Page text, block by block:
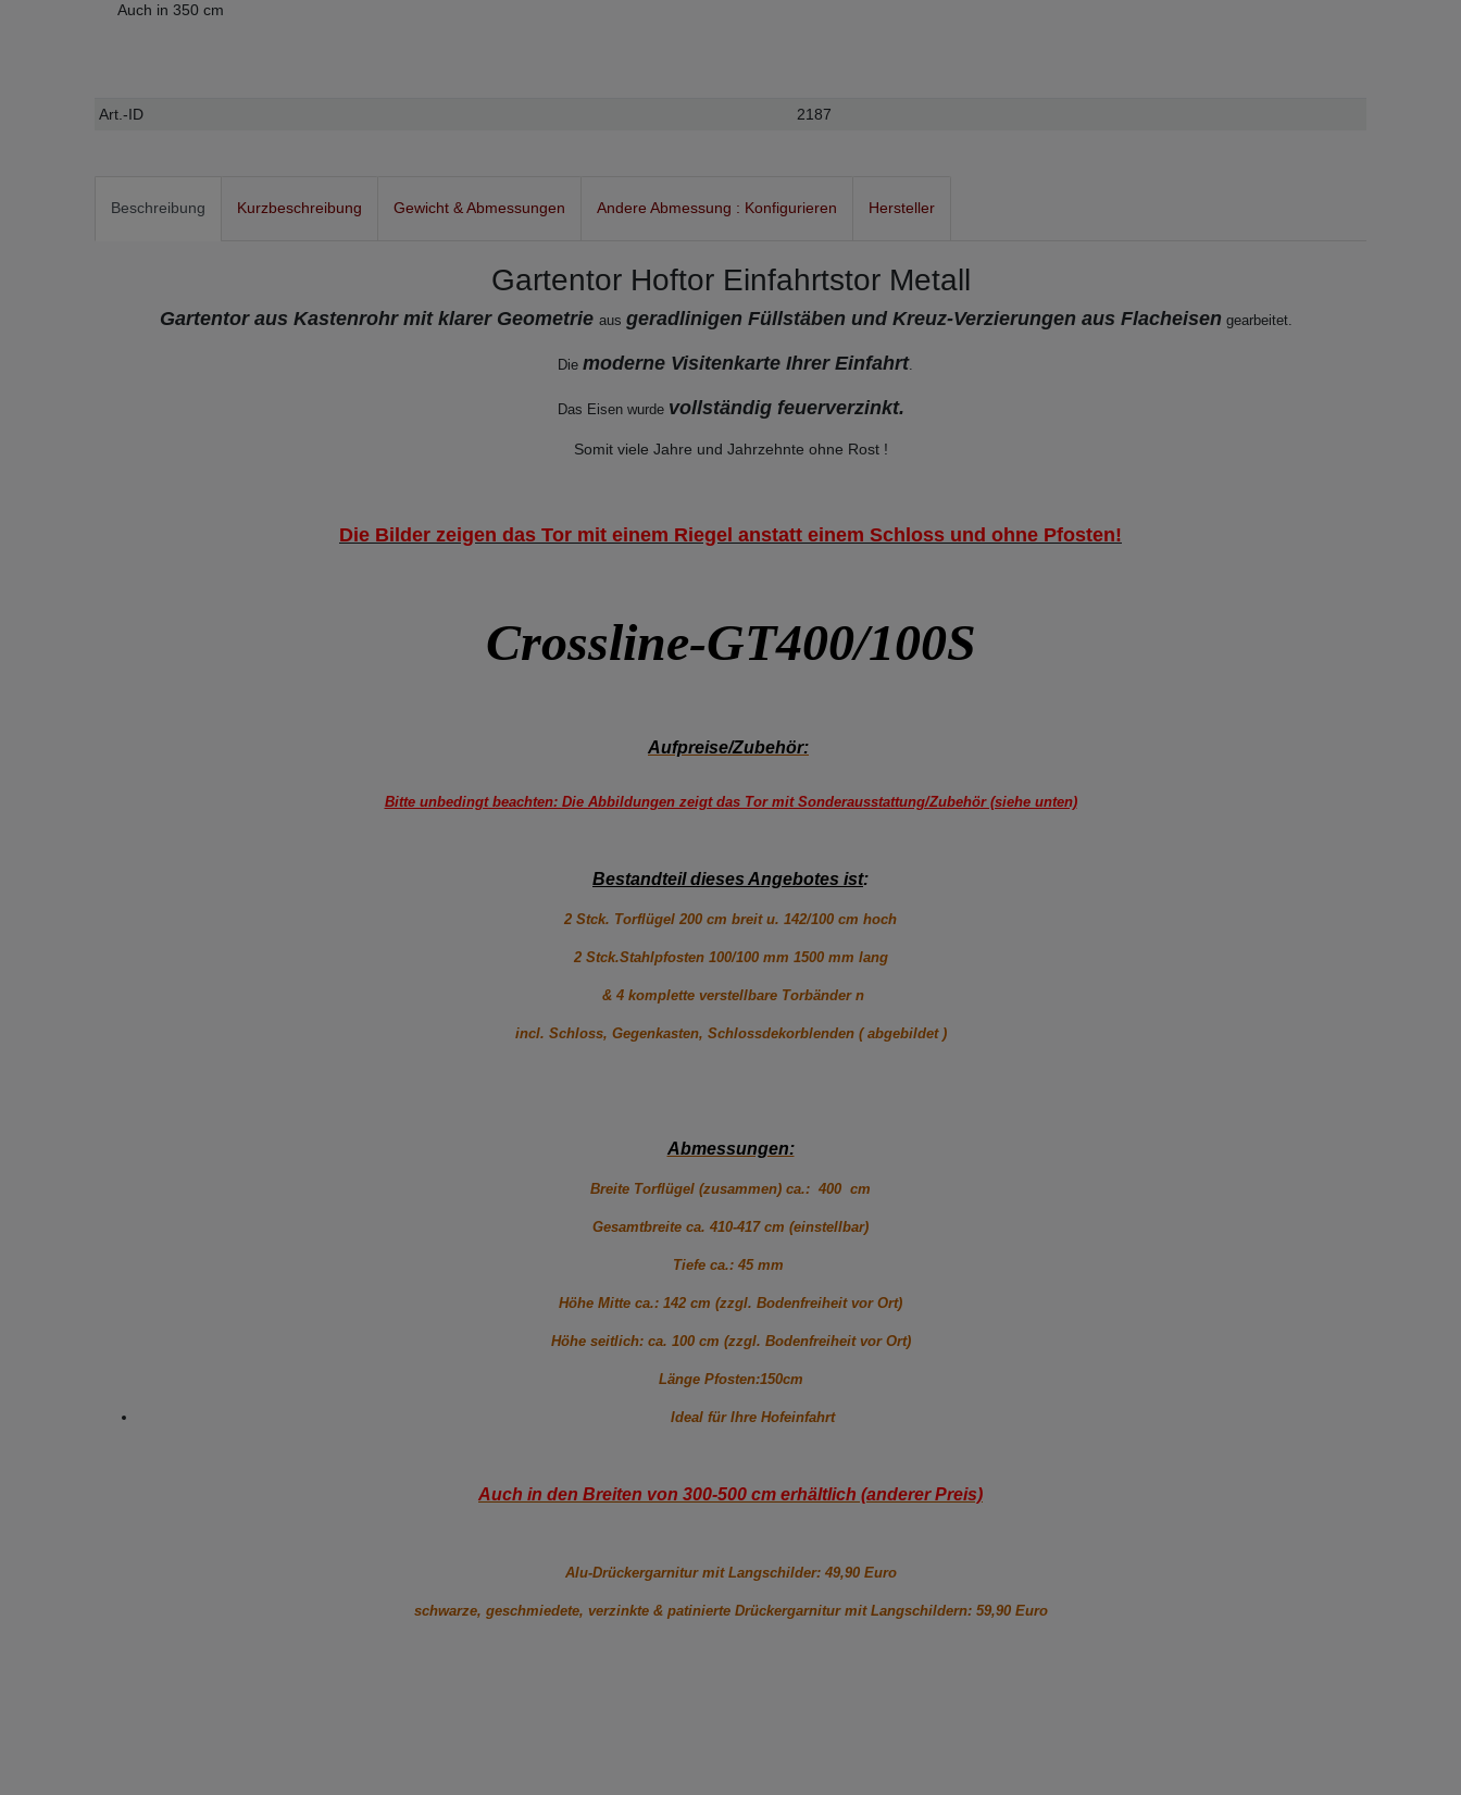
Auch in 350 cm
Technisches
Wert
Art.-ID 2187
Beschreibung Kurzbeschreibung Gewicht & Abmessungen Andere Abmessung : Konfigurieren Hersteller
Gartentor Hoftor Einfahrtstor Metall
Gartentor aus Kastenrohr mit klarer Geometrie aus geradlinigen Füllstäben und Kreuz-Verzierungen aus Flacheisen gearbeitet.
Die moderne Visitenkarte Ihrer Einfahrt.
Das Eisen wurde vollständig feuerverzinkt.
Somit viele Jahre und Jahrzehnte ohne Rost !
Die Bilder zeigen das Tor mit einem Riegel anstatt einem Schloss und ohne Pfosten!
Crossline-GT400/100S
Aufpreise/Zubehör:
Bitte unbedingt beachten: Die Abbildungen zeigt das Tor mit Sonderausstattung/Zubehör (siehe unten)
Bestandteil dieses Angebotes ist:
2 Stck. Torflügel 200 cm breit u. 142/100 cm hoch
2 Stck.Stahlpfosten 100/100 mm 1500 mm lang
& 4 komplette verstellbare Torbänder n
incl. Schloss, Gegenkasten, Schlossdekorblenden ( abgebildet )
Abmessungen:
Breite Torflügel (zusammen) ca.: 400 cm
Gesamtbreite ca. 410-417 cm (einstellbar)
Tiefe ca.: 45 mm
Höhe Mitte ca.: 142 cm (zzgl. Bodenfreiheit vor Ort)
Höhe seitlich: ca. 100 cm (zzgl. Bodenfreiheit vor Ort)
Länge Pfosten:150cm
Ideal für Ihre Hofeinfahrt
Auch in den Breiten von 300-500 cm erhältlich (anderer Preis)
Alu-Drückergarnitur mit Langschilder: 49,90 Euro
schwarze, geschmiedete, verzinkte & patinierte Drückergarnitur mit Langschildern: 59,90 Euro